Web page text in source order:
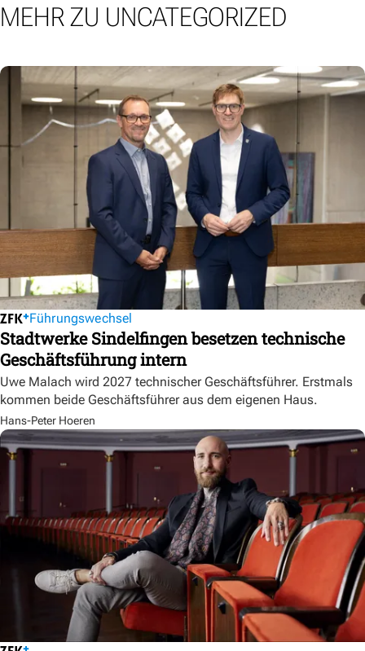
MEHR ZU UNCATEGORIZED
Führungswechsel
Stadtwerke Sindelfingen besetzen technische
Geschäftsführung intern
Uwe Malach wird 2027 technischer Geschäftsführer. Erstmals
kommen beide Geschäftsführer aus dem eigenen Haus.
Hans-Peter Hoeren